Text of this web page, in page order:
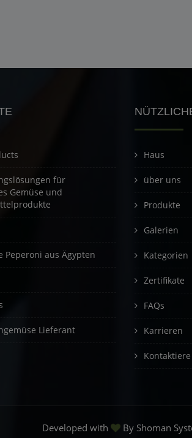
für
Gemüse und
Peperoni aus Ägypten
Lieferant
Haus
über uns
Produkte
Galerien
Kategorien
Zertifikate
FAQs
Karrieren
Developed with By Shoman